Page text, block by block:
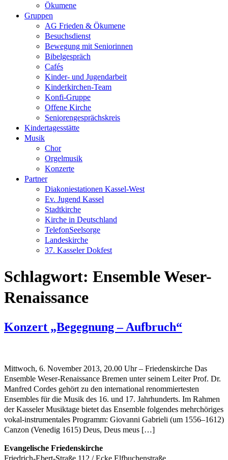
Ökumene
Gruppen
AG Frieden & Ökumene
Besuchsdienst
Bewegung mit Seniorinnen
Bibelgespräch
Cafés
Kinder- und Jugendarbeit
Kinderkirchen-Team
Konfi-Gruppe
Offene Kirche
Seniorengesprächskreis
Kindertagesstätte
Musik
Chor
Orgelmusik
Konzerte
Partner
Diakoniestationen Kassel-West
Ev. Jugend Kassel
Stadtkirche
Kirche in Deutschland
TelefonSeelsorge
Landeskirche
37. Kasseler Dokfest
Schlagwort: Ensemble Weser-
Renaissance
Konzert „Begegnung – Aufbruch“
Mittwoch, 6. November 2013, 20.00 Uhr – Friedenskirche Das
Ensemble Weser-Renaissance Bremen unter seinem Leiter Prof. Dr.
Manfred Cordes gehört zu den international renommiertesten
Ensembles für die Musik des 16. und 17. Jahrhunderts. Im Rahmen
der Kasseler Musiktage bietet das Ensemble folgendes mehrchöriges
vokal-instrumentales Programm: Giovanni Gabrieli (um 1556–1612)
Canzon (Venedig 1615) Deus, Deus meus […]
Evangelische Friedenskirche
Friedrich-Ebert-Straße 112 / Ecke Elfbuchenstraße